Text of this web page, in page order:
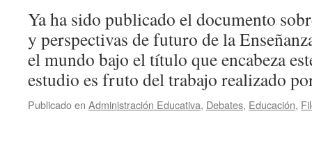
Ya ha sido publicado el documento
y perspectivas de futuro de la
el mundo bajo el título que encabeza
estudio es fruto del trabajo realizado
Publicado en Administración Educativa, Debates, Educación,